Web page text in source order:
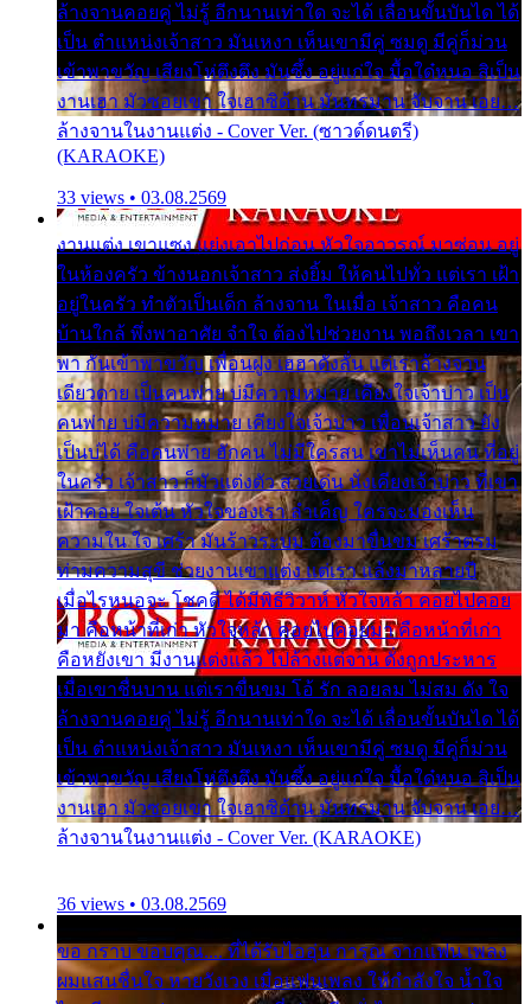
ล้างจานคอยคู่ ไม่รู้ อีกนานเท่าใด จะได้ เลื่อนขั้นบันได ได้
เป็น ตำแหน่งเจ้าสาว มันเหงา เห็นเขามีคู่ ซมดู มีคู่ก็ม่วน
เข้าพาขวัญ เสียงโห่ตึงตึง มันซึ้ง อยู่แก่ใจ มื้อใด๋หนอ สิเป็น
งานเฮา มัวซอยเขา ใจเฮาซิด้าน มันทรมาน จับจาน เอย…
ล้างจานในงานแต่ง - Cover Ver. (ซาวด์ดนตรี)
(KARAOKE)
33 views • 03.08.2569
งานแต่ง เขาแซง แย่งเอาไปก่อน หัวใจอาวรณ์ มาซ่อน อยู่
ในห้องครัว ข้างนอกเจ้าสาว ส่งยิ้ม ให้คนไปทั่ว แต่เรา เฝ้า
อยู่ในครัว ทำตัวเป็นเด็ก ล้างจาน ในเมื่อ เจ้าสาว คือคน
บ้านใกล้ พึ่งพาอาศัย จำใจ ต้องไปช่วยงาน พอถึงเวลา เขา
พา กันเข้าพาขวัญ เพื่อนฝูง เฮฮาดังลั่น แต่เราล้างจาน
เดียวดาย เป็นคนพ่าย บ่มีความหมาย เคียงใจเจ้าบ่าว เป็น
คนพ่าย บ่มีความหมาย เคียงใจเจ้าบ่าว เพื่อนเจ้าสาว ยัง
เป็นบ่ได้ คือคนพ่าย ฮักคน ไม่มีใครสน เขาไม่เห็นคน ที่อยู่
ในครัว เจ้าสาว ก็มัวแต่งตัว สวยเด่น นั่งเคียงเจ้าบ่าว ที่เขา
เฝ้าคอย ใจเต้น หัวใจของเรา ลำเค็ญ ใครจะมองเห็น
ความใน ใจ เศร้า มันร้าวระบม ต้องมาขื่นขม เศร้าตรม
ท่ามความสุขี ช่วยงานเขาแต่ง แต่เรา แล้งมาหลายปี
เมื่อไรหนอจะ โชคดี ได้มีพิธีวิวาห์ หัวใจหล้า คอยไปคอย
มา คือหน้าที่เก่า หัวใจหล้า คอยไปคอยมา คือหน้าที่เก่า
คือหยังเขา มีงานแต่งแล้ว ไปล้างแต่จาน ดั่งถูกประหาร
เมื่อเขาชื่นบาน แต่เราขื่นขม โอ้ รัก ลอยลม ไม่สม ดัง ใจ
ล้างจานคอยคู่ ไม่รู้ อีกนานเท่าใด จะได้ เลื่อนขั้นบันได ได้
เป็น ตำแหน่งเจ้าสาว มันเหงา เห็นเขามีคู่ ซมดู มีคู่ก็ม่วน
เข้าพาขวัญ เสียงโห่ตึงตึง มันซึ้ง อยู่แก่ใจ มื้อใด๋หนอ สิเป็น
งานเฮา มัวซอยเขา ใจเฮาซิด้าน มันทรมาน จับจาน เอย…
ล้างจานในงานแต่ง - Cover Ver. (KARAOKE)
36 views • 03.08.2569
ขอ กราบ ขอบคุณ.... ที่ได้รับไออุ่น การุณ จากแฟน เพลง
ผมแสนชื่นใจ หายวังเวง เมื่อแฟนเพลง ให้กำลังใจ น้ำใจ